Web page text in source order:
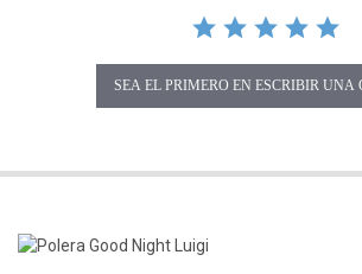
SEA EL PRIMERO EN ESCRIBIR UNA